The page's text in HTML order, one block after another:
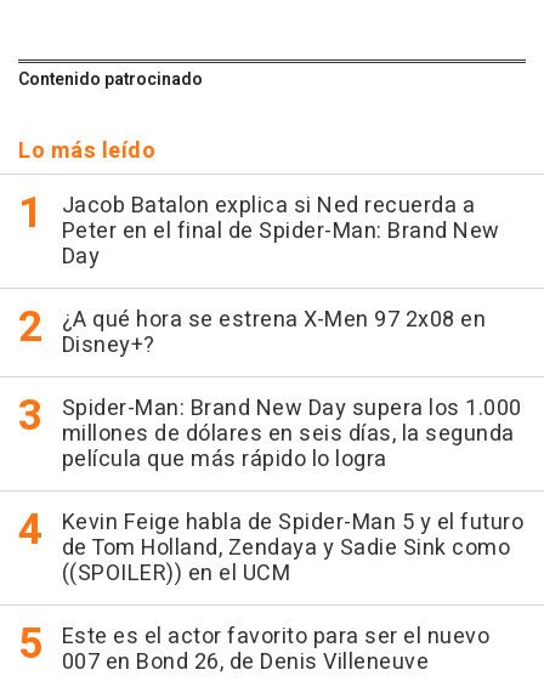
Contenido patrocinado
Lo más leído
Jacob Batalon explica si Ned recuerda a
Peter en el final de Spider-Man: Brand New
Day
¿A qué hora se estrena X-Men 97 2x08 en
Disney+?
Spider-Man: Brand New Day supera los 1.000
millones de dólares en seis días, la segunda
película que más rápido lo logra
Kevin Feige habla de Spider-Man 5 y el futuro
de Tom Holland, Zendaya y Sadie Sink como
((SPOILER)) en el UCM
Este es el actor favorito para ser el nuevo
007 en Bond 26, de Denis Villeneuve